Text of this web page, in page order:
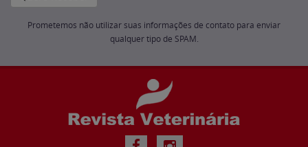
Prometemos não utilizar suas informações de contato para enviar
qualquer tipo de SPAM.